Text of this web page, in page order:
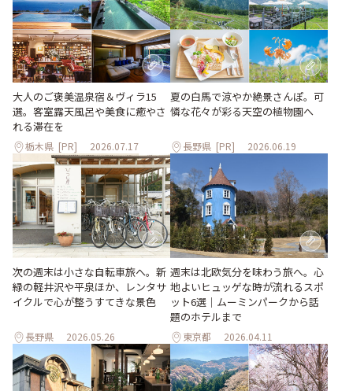
大人のご褒美温泉宿＆ヴィラ15
選。客室露天風呂や美食に癒やさ
れる滞在を
栃木県 [PR] 2026.07.17
夏の白馬で涼やか絶景さんぽ。可
憐な花々が彩る天空の植物園へ
長野県 [PR] 2026.06.19
次の週末は小さな自転車旅へ。新
緑の軽井沢や平泉ほか、レンタサ
イクルで心が整うすてきな景色
長野県 2026.05.26
週末は北欧気分を味わう旅へ。心
地よいヒュッゲな時が流れるスポ
ット6選｜ムーミンパークから話
題のホテルまで
東京都 2026.04.11